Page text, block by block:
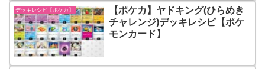
デッキレシピ【ポケカ】
【ポケカ】ヤドキング(ひらめき
チャレンジ)デッキレシピ【ポケ
モンカード】